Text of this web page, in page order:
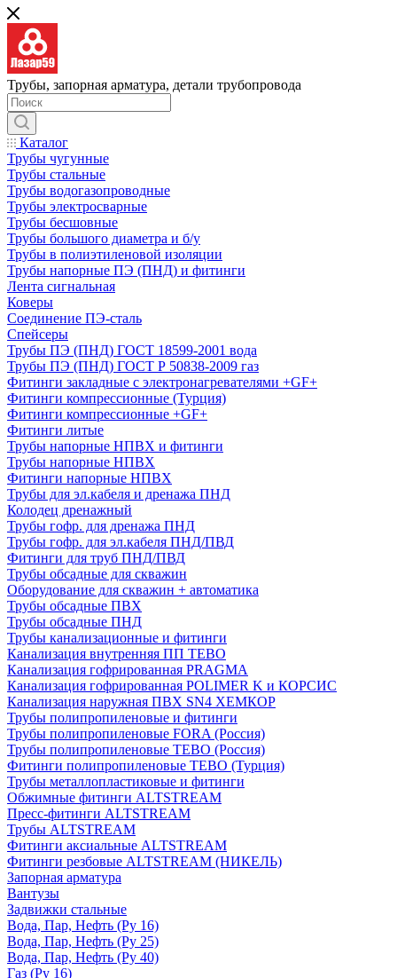
Трубы, запорная арматура, детали трубопровода
Каталог
Трубы чугунные
Трубы стальные
Трубы водогазопроводные
Трубы электросварные
Трубы бесшовные
Трубы большого диаметра и б/у
Трубы в полиэтиленовой изоляции
Трубы напорные ПЭ (ПНД) и фитинги
Лента сигнальная
Коверы
Соединение ПЭ-сталь
Спейсеры
Трубы ПЭ (ПНД) ГОСТ 18599-2001 вода
Трубы ПЭ (ПНД) ГОСТ Р 50838-2009 газ
Фитинги закладные с электронагревателями +GF+
Фитинги компрессионные (Турция)
Фитинги компрессионные +GF+
Фитинги литые
Трубы напорные НПВХ и фитинги
Трубы напорные НПВХ
Фитинги напорные НПВХ
Трубы для эл.кабеля и дренажа ПНД
Колодец дренажный
Трубы гофр. для дренажа ПНД
Трубы гофр. для эл.кабеля ПНД/ПВД
Фитинги для труб ПНД/ПВД
Трубы обсадные для скважин
Оборудование для скважин + автоматика
Трубы обсадные ПВХ
Трубы обсадные ПНД
Трубы канализационные и фитинги
Канализация внутренняя ПП TEBO
Канализация гофрированная PRAGMA
Канализация гофрированная POLIMER K и КОРСИС
Канализация наружная ПВХ SN4 ХЕМКОР
Трубы полипропиленовые и фитинги
Трубы полипропиленовые FORA (Россия)
Трубы полипропиленовые TEBO (Россия)
Фитинги полипропиленовые TEBO (Турция)
Трубы металлопластиковые и фитинги
Обжимные фитинги ALTSTREAM
Пресс-фитинги ALTSTREAM
Трубы ALTSTREAM
Фитинги аксиальные ALTSTREAM
Фитинги резбовые ALTSTREAM (НИКЕЛЬ)
Запорная арматура
Вантузы
Задвижки стальные
Вода, Пар, Нефть (Ру 16)
Вода, Пар, Нефть (Ру 25)
Вода, Пар, Нефть (Ру 40)
Газ (Ру 16)